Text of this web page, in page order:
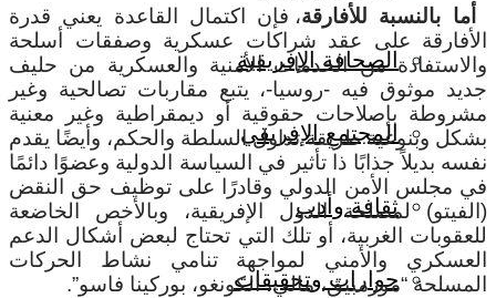
الصحافة الإفريقية
المجتمع الإفريقي
ثقافة وأدب
حوارات وتحقيقات
بالنسبة للأفارقة، فإن اكتمال القاعدة يعني قدرة
على عقد شراكات عسكرية وصفقات أسلحة
من الخدمات الأمنية والعسكرية من حليف
موثوق فيه -روسيا-، يتبع مقاربات تصالحية وغير
بإصلاحات حقوقية أو ديمقراطية وغير معنية
وبنوعية طريقة تداول السلطة والحكم، وأيضًا يقدم
بديلاً جذابًا ذا تأثير في السياسة الدولية وعضوًا دائمًا
مجلس الأمن الدولي وقادرًا على توظيف حق النقض
لمصلحة الدول الإفريقية، وبالأخص الخاضعة
الغربية، أو تلك التي تحتاج لبعض أشكال الدعم
والأمني لمواجهة تنامي نشاط الحركات
“موزمبيق، مالي، الكونغو، بوركينا فاسو”.